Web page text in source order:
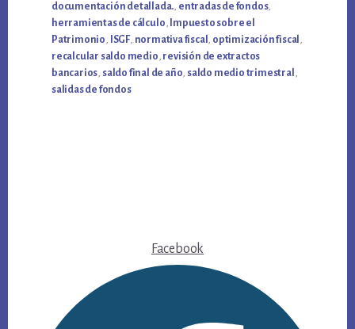
OPTIMIZAR
TU
IMPUESTO
SOBRE
EL
documentación detallada., entradas de fondos,
herramientas de cálculo, Impuesto sobre el
Patrimonio, ISGF, normativa fiscal , optimización fiscal ,
recalcular saldo medio, revisión de extractos
bancarios, saldo final de año, saldo medio trimestral ,
salidas de fondos
Facebook